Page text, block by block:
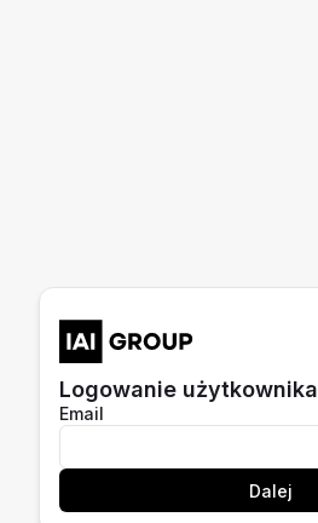
Logowanie użytkownika
Email
Dalej